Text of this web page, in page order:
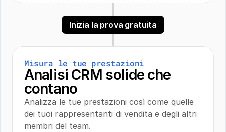
Inizia la prova gratuita
Misura le tue prestazioni
Analisi CRM solide che
contano
Analizza le tue prestazioni così come quelle
dei tuoi rappresentanti di vendita e degli altri
membri del team.